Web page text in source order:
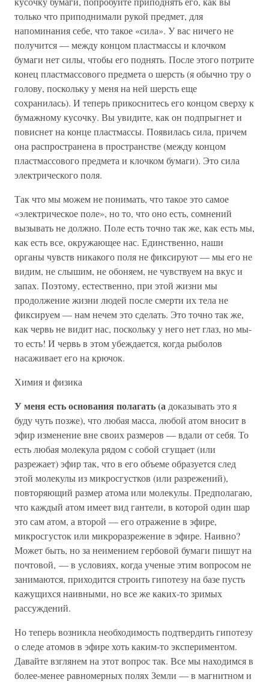
только что приподнимали рукой предмет, для
напоминания себе, что такое «сила». У вас ничего не
получится — между концом пластмассы и клочком
бумаги нет силы, чтобы его поднять. После этого потрите
конец пластмассового предмета о шерсть (я обычно тру о
голову, поскольку у меня на ней шерсть еще
сохранилась). И теперь прикоснитесь его концом сверху к
бумажному кусочку. Вы увидите, как он подпрыгнет и
повиснет на конце пластмассы. Появилась сила, причем
она распространена в пространстве (между концом
пластмассового предмета и клочком бумаги). Это сила
электрического поля.
Так что мы можем не понимать, что такое это самое
«электрическое поле», но то, что оно есть, сомнений
вызывать не должно. Поле есть точно так же, как есть мы,
как есть все, окружающее нас. Единственно, наши
органы чувств никакого поля не фиксируют — мы его не
видим, не слышим, не обоняем, не чувствуем на вкус и
запах. Поэтому, естественно, при этой жизни мы
продолжение жизни людей после смерти их тела не
фиксируем — нам нечем это сделать. Это точно так же,
как червь не видит нас, поскольку у него нет глаз, но мы-
то есть! И червь в этом убеждается, когда рыболов
насаживает его на крючок.
Химия и физика
У меня есть основания полагать (а доказывать это я
буду чуть позже), что любая масса, любой атом вносит в
эфир изменение вне своих размеров — вдали от себя. То
есть любая молекула рядом с собой сгущает (или
разрежает) эфир так, что в его объеме образуется след
этой молекулы из микросгустков (или разрежений),
повторяющий размер атома или молекулы. Предполагаю,
что каждый атом имеет вид гантели, в которой один шар
это сам атом, а второй — его отражение в эфире,
микросгусток или микроразрежение в эфире. Наивно?
Может быть, но за неимением гербовой бумаги пишут на
почтовой, — в условиях, когда ученые этим вопросом не
занимаются, приходится строить гипотезу на базе пусть
кажущихся наивными, но все же каких-то зримых
рассуждений.
Но теперь возникла необходимость подтвердить гипотезу
о следе атомов в эфире хоть каким-то экспериментом.
Давайте взглянем на этот вопрос так. Все мы находимся в
более-менее равномерных полях Земли — в магнитном и